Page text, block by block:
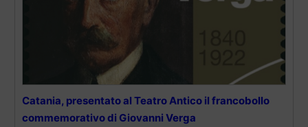
Catania, presentato al Teatro Antico il francobollo
commemorativo di Giovanni Verga